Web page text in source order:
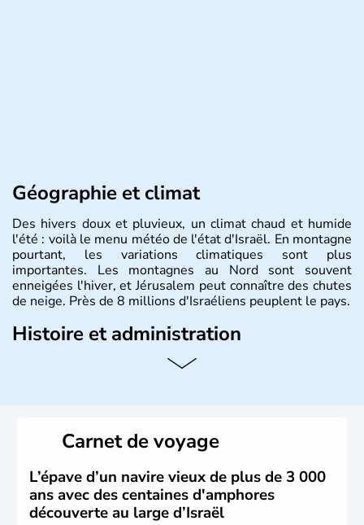
Géographie et climat
Des hivers doux et pluvieux, un climat chaud et humide
l'été : voilà le menu météo de l'état d'Israël. En montagne
pourtant, les variations climatiques sont plus
importantes. Les montagnes au Nord sont souvent
enneigées l'hiver, et Jérusalem peut connaître des chutes
de neige. Près de 8 millions d'Israéliens peuplent le pays.
Histoire et administration
L'Israël est un état de la partie est de la Méditerranée,
vrai essor économique dans le domaine des nouvelles
Carnet de voyage
L’épave d’un navire vieux de plus de 3 000
ans avec des centaines d'amphores
découverte au large d’Israël